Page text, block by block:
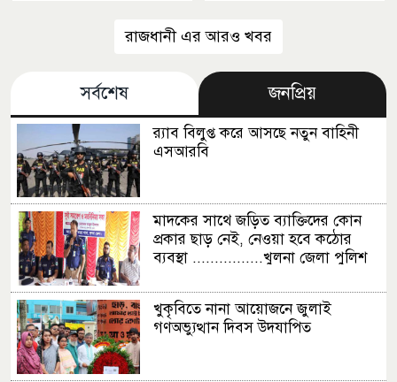
রাজধানী এর আরও খবর
সর্বশেষ জনপ্রিয়
র‍্যাব বিলুপ্ত করে আসছে নতুন বাহিনী
এসআরবি
মাদকের সাথে জড়িত ব্যাক্তিদের কোন
প্রকার ছাড় নেই, নেওয়া হবে কঠোর
ব্যবস্থা ................খুলনা জেলা পুলিশ
খুকৃবিতে নানা আয়োজনে জুলাই
গণঅভ্যুত্থান দিবস উদযাপিত